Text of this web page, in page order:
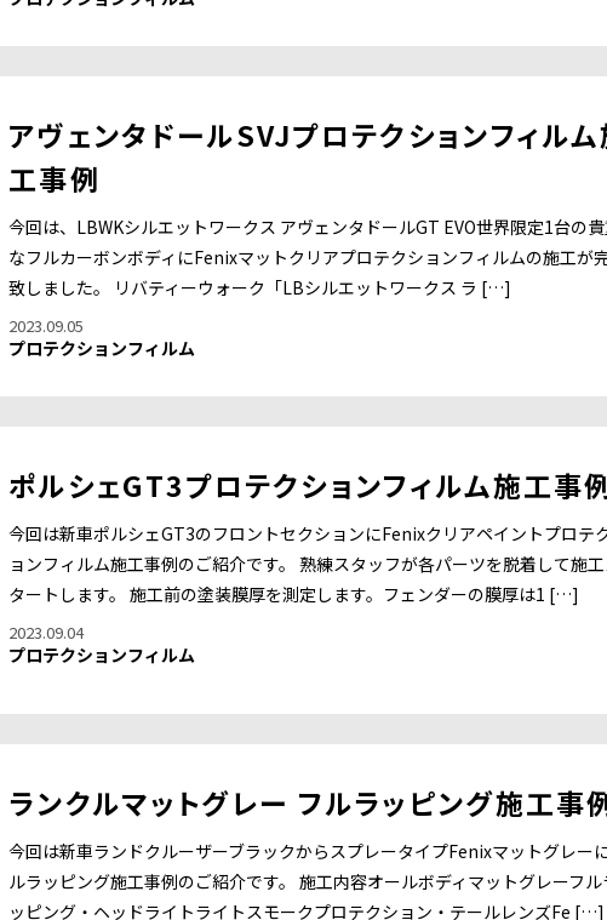
アヴェンタドールSVJプロテクションフィル
工事例
今回は、LBWKシルエットワークス アヴェンタドールGT EVO世界限定1台の
なフルカーボンボディにFenixマットクリアプロテクションフィルムの施工が
致しました。 リバティーウォーク「LBシルエットワークス ラ […]
2023.09.05
プロテクションフィルム
ポルシェGT3プロテクションフィルム施工事
今回は新車ポルシェGT3のフロントセクションにFenixクリアペイントプロテ
ョンフィルム施工事例のご紹介です。 熟練スタッフが各パーツを脱着して施
タートします。 施工前の塗装膜厚を測定します。フェンダーの膜厚は1 […]
2023.09.04
プロテクションフィルム
ランクルマットグレー フルラッピング施工事
今回は新車ランドクルーザーブラックからスプレータイプFenixマットグレー
ルラッピング施工事例のご紹介です。 施工内容オールボディマットグレーフル
ッピング・ヘッドライトライトスモークプロテクション・テールレンズFe […]